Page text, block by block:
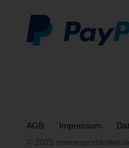
AGB Impressum
© 2025